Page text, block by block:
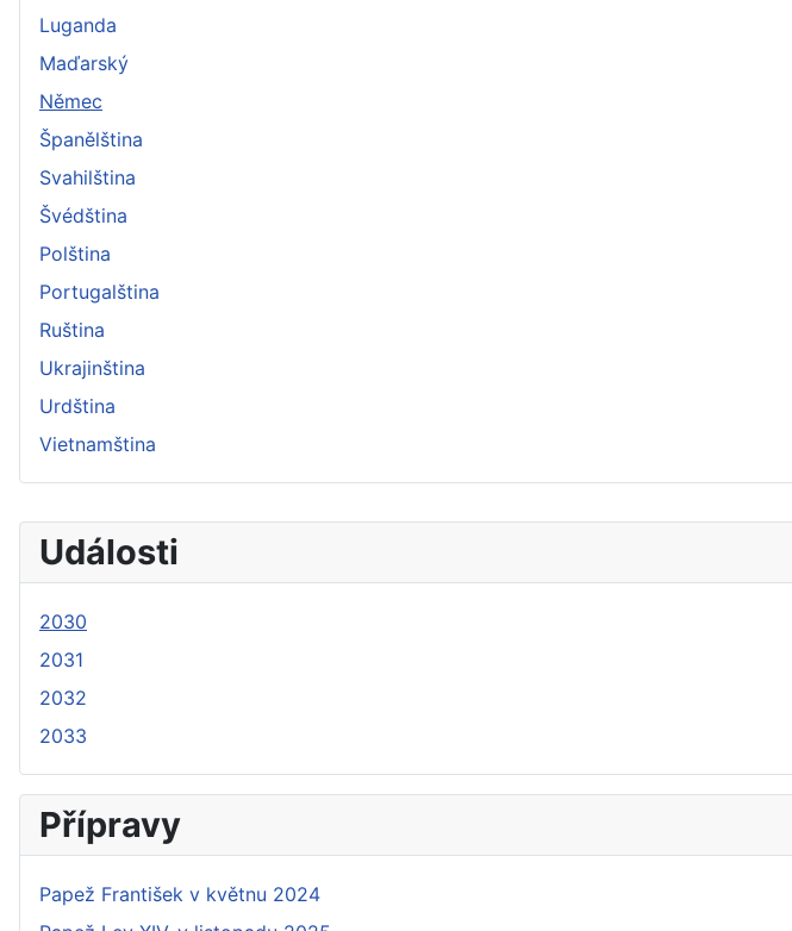
Události
2030
2031
2032
2033
Přípravy
Papež František v květnu 2024
Luganda
Maďarský
Němec
Španělština
Svahilština
Švédština
Polština
Portugalština
Ruština
Ukrajinština
Urdština
Vietnamština